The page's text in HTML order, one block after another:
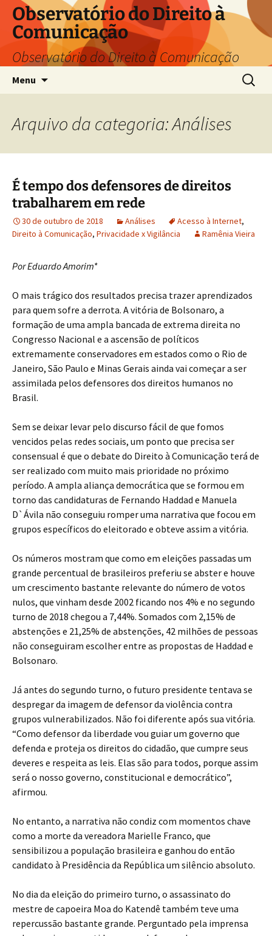
Pular
para
conteúdo
Observatório do Direito à
Comunicação
Observatório do Direito à Comunicação
Menu
por:
Arquivo da categoria: Análises
É tempo dos defensores de direitos
trabalharem em rede
30 de outubro de 2018 Análises Acesso à Internet,
Direito à Comunicação, Privacidade x Vigilância Ramênia Vieira
Por Eduardo Amorim*
O mais trágico dos resultados precisa trazer aprendizados
para quem sofre a derrota. A vitória de Bolsonaro, a
formação de uma ampla bancada de extrema direita no
Congresso Nacional e a ascensão de políticos
extremamente conservadores em estados como o Rio de
Janeiro, São Paulo e Minas Gerais ainda vai começar a ser
assimilada pelos defensores dos direitos humanos no
Brasil.
Sem se deixar levar pelo discurso fácil de que fomos
vencidos pelas redes sociais, um ponto que precisa ser
consensual é que o debate do Direito à Comunicação terá de
ser realizado com muito mais prioridade no próximo
período. A ampla aliança democrática que se formou em
torno das candidaturas de Fernando Haddad e Manuela
D`Ávila não conseguiu romper uma narrativa que focou em
grupos específicos do eleitorado e obteve assim a vitória.
Os números mostram que como em eleições passadas um
grande percentual de brasileiros preferiu se abster e houve
um crescimento bastante relevante do número de votos
nulos, que vinham desde 2002 ficando nos 4% e no segundo
turno de 2018 chegou a 7,44%. Somados com 2,15% de
abstenções e 21,25% de abstenções, 42 milhões de pessoas
não conseguiram escolher entre as propostas de Haddad e
Bolsonaro.
Já antes do segundo turno, o futuro presidente tentava se
despregar da imagem de defensor da violência contra
grupos vulnerabilizados. Não foi diferente após sua vitória.
“Como defensor da liberdade vou guiar um governo que
defenda e proteja os direitos do cidadão, que cumpre seus
deveres e respeita as leis. Elas são para todos, porque assim
será o nosso governo, constitucional e democrático”,
afirmou.
No entanto, a narrativa não condiz com momentos chave
como a morte da vereadora Marielle Franco, que
sensibilizou a população brasileira e ganhou do então
candidato à Presidência da República um silêncio absoluto.
No dia da eleição do primeiro turno, o assassinato do
mestre de capoeira Moa do Katendê também teve uma
repercussão bastante grande. Perguntado pela imprensa